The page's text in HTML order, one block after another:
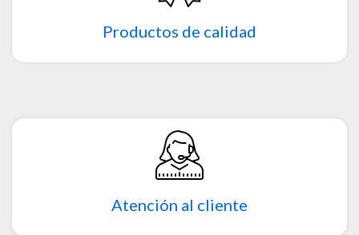
Productos de calidad
Atención al cliente